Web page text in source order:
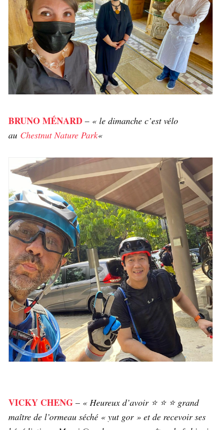
BRUNO MÉNARD – « le dimanche c’est vélo
au Chestnut Nature Park«
VICKY CHENG – « Heureux d’avoir ⭐️ ⭐️ ⭐️ grand
maître de l’ormeau séché « yut gor » et de recevoir ses